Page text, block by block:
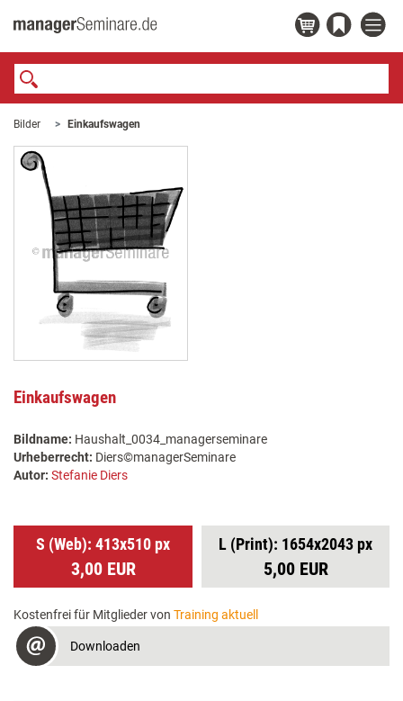
Bilder Einkaufswagen
Einkaufswagen
Bildname: Haushalt_0034_managerseminare
Urheberrecht: Diers©managerSeminare
Autor: Stefanie Diers
S (Web): 413x510 px
3,00 EUR
L (Print): 1654x2043 px
5,00 EUR
Kostenfrei für Mitglieder von Training aktuell
Downloaden